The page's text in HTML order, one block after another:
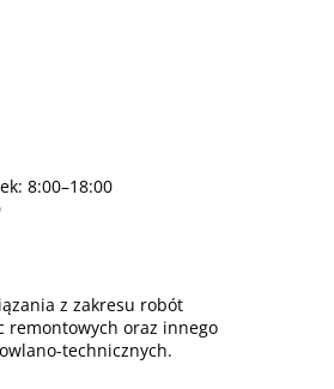
8:00–18:00
z zakresu robót
remontowych oraz innego
technicznych.